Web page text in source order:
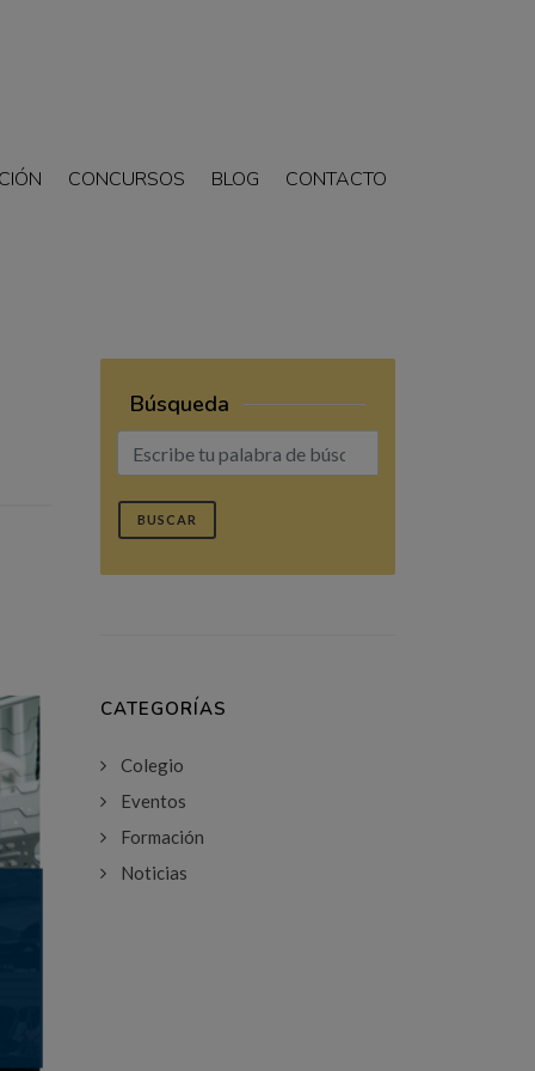
CONCURSOS BLOG CONTACTO
Búsqueda
BUSCAR
CATEGORÍAS
Colegio
Eventos
Formación
Noticias